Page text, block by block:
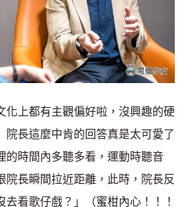
化上都有主觀偏好啦，沒興趣的硬
院長這麼中肯的回答真是太可愛了
的時間內多聽多看，運動時聽音
院長瞬間拉近距離，此時，院長反
看歌仔戲？」（蜜柑內心！！！